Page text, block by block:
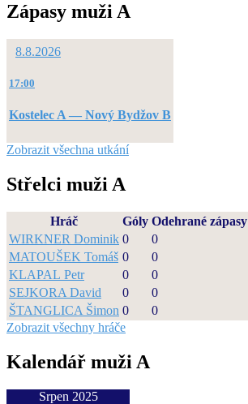
Zápasy muži A
8.8.2026
17:00
Kostelec A — Nový Bydžov B
Zobrazit všechna utkání
Střelci muži A
Hráč Góly Odehrané zápasy
WIRKNER Dominik 0
0
MATOUŠEK Tomáš 0
0
KLAPAL Petr
0
0
SEJKORA David
0
0
ŠTANGLICA Šimon 0
0
Zobrazit všechny hráče
Kalendář muži A
Srpen 2025